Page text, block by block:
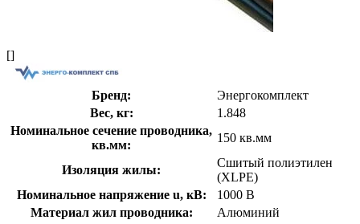
[]
Бренд:
Энергокомплект
Вес, кг:
1.848
Номинальное сечение проводника,
кв.мм:
150 кв.мм
Изоляция жилы:
Сшитый полиэтилен
(XLPE)
Номинальное напряжение u, кВ:
1000 В
Материал жил проводника:
Алюминий